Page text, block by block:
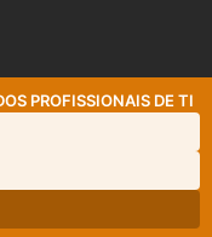
PROFISSIONAIS DE TI